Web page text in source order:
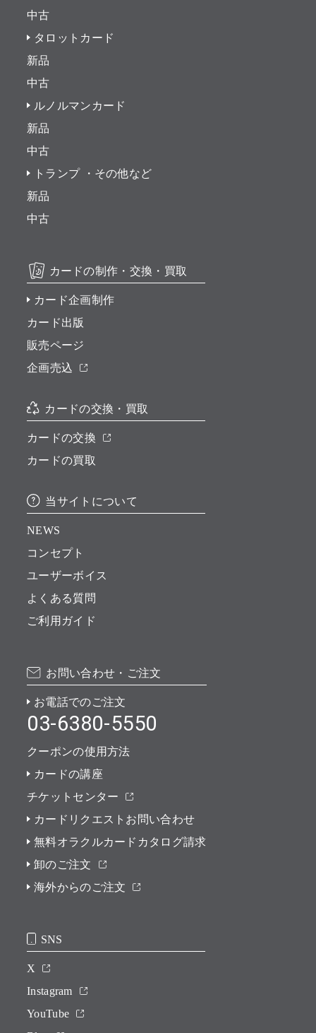
中古
タロットカード
新品
中古
ルノルマンカード
新品
中古
トランプ ・その他など
新品
中古
カードの制作・交換・買取
カード企画制作
カード出版
販売ページ
企画売込
カードの交換・買取
カードの交換
カードの買取
当サイトについて
NEWS
コンセプト
ユーザーボイス
よくある質問
ご利用ガイド
お問い合わせ・ご注文
お電話でのご注文
03-6380-5550
クーポンの使用方法
カードの講座
チケットセンター
カードリクエストお問い合わせ
無料オラクルカードカタログ請求
卸のご注文
海外からのご注文
SNS
X
Instagram
YouTube